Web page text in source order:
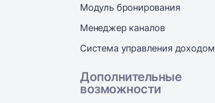
Модуль бронирования
Менеджер каналов
Система управления доходом
Дополнительные
возможности